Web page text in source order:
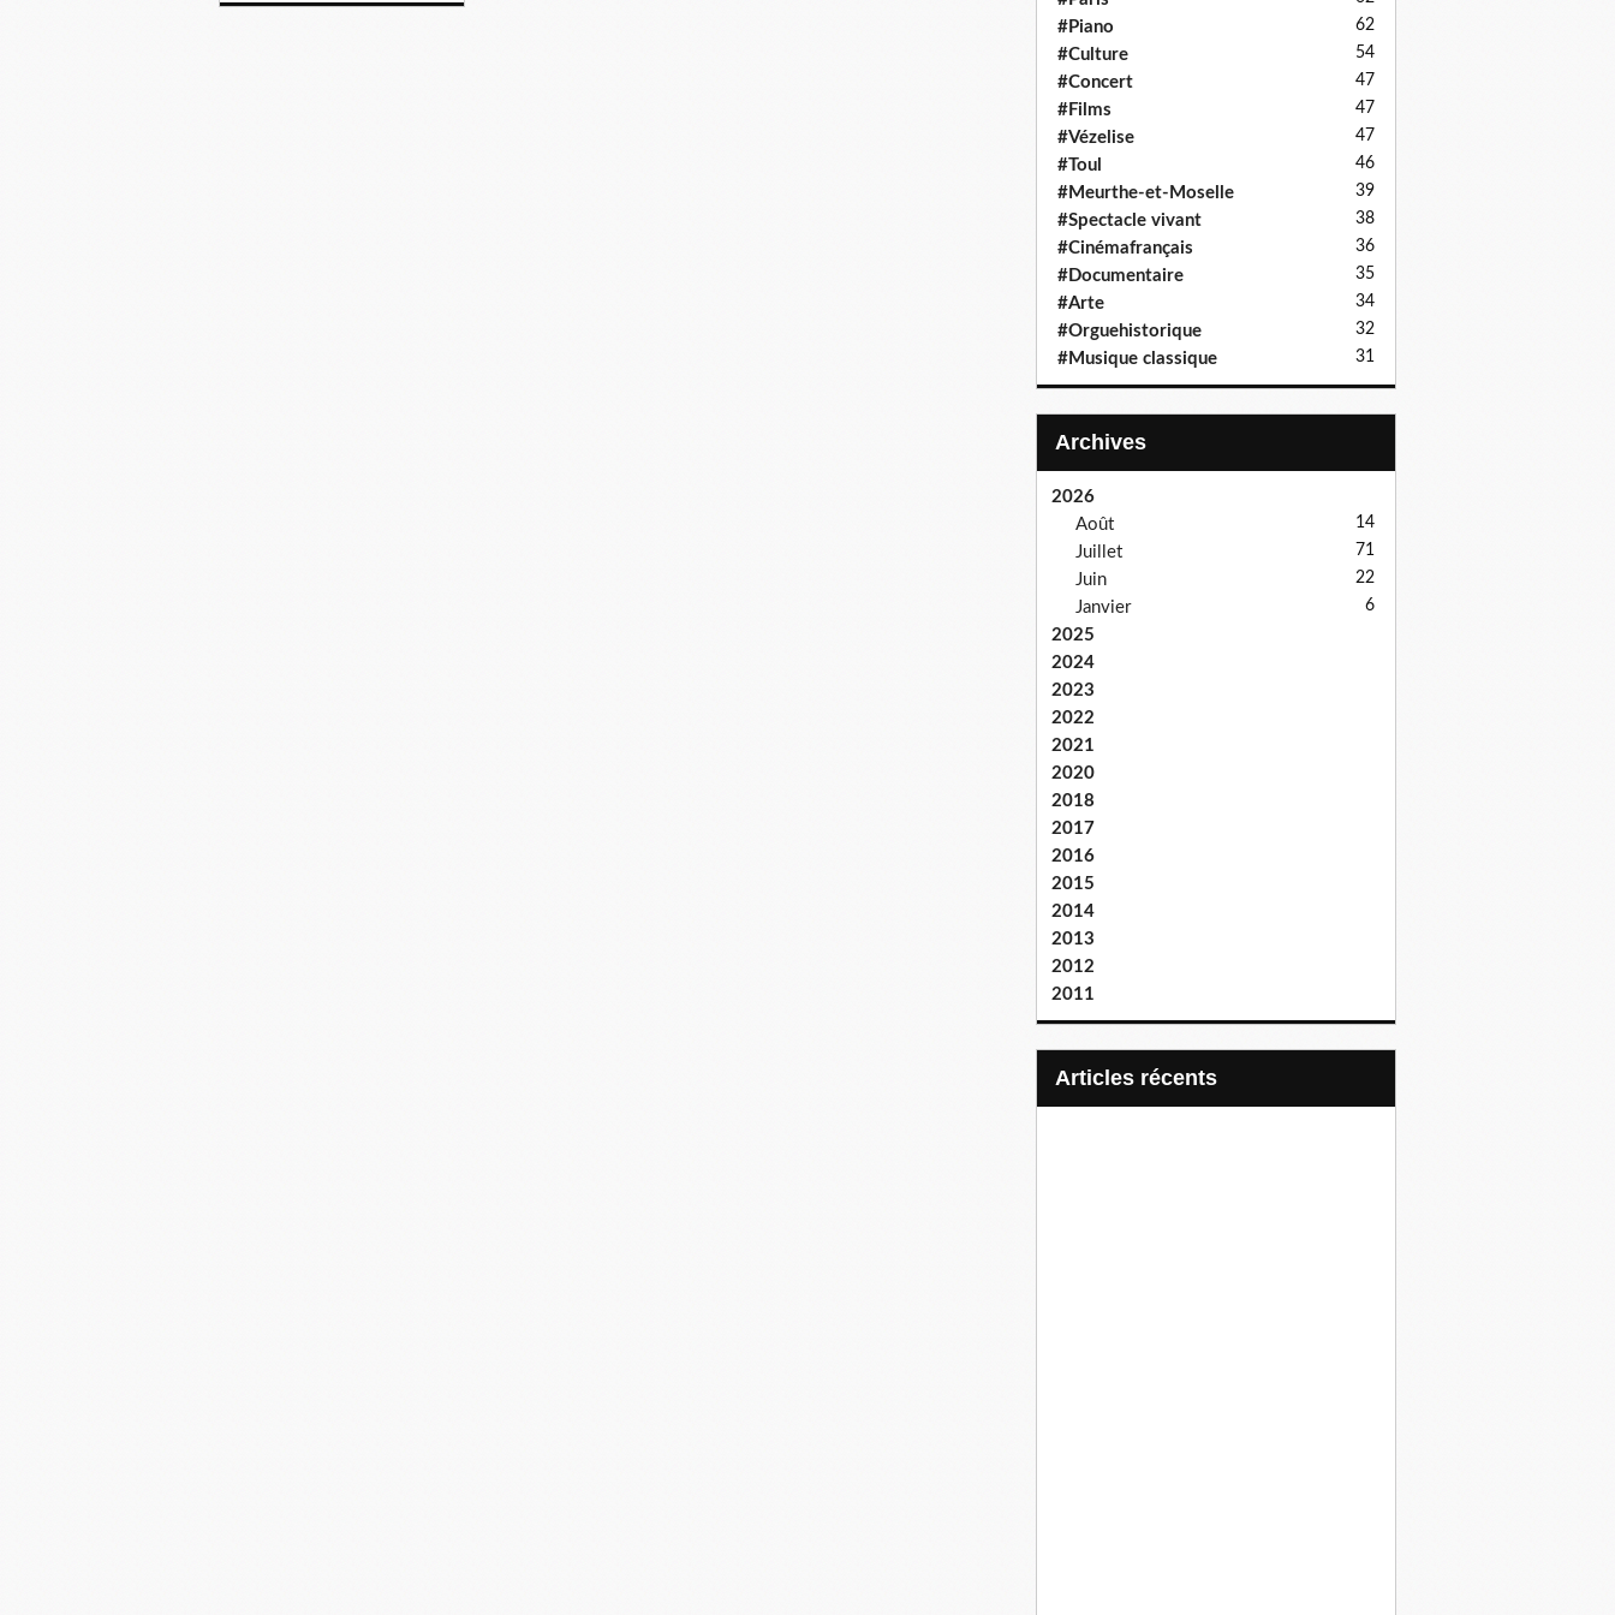
#Piano 62
#Culture 54
#Concert 47
#Films 47
#Vézelise 47
#Toul 46
#Meurthe-et-Moselle 39
#Spectacle vivant 38
#Cinémafrançais 36
#Documentaire 35
#Arte 34
#Orguehistorique 32
#Musique classique 31
Archives
2026
Août
14
Juillet 71
Juin 22
Janvier 6
2025
2024
2023
2022
2021
2020
2018
2017
2016
2015
2014
2013
2012
2011
articles récents